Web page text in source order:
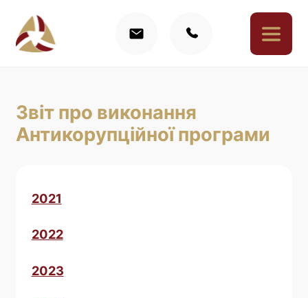
Звіт про виконання
Антикорупційної програми
2021
2022
2023